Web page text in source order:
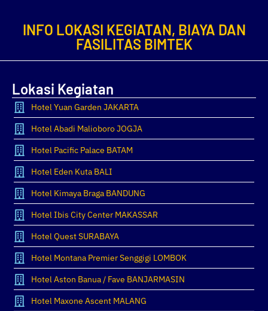
INFO LOKASI KEGIATAN, BIAYA DAN
FASILITAS BIMTEK
Lokasi Kegiatan
Hotel Yuan Garden JAKARTA
Hotel Abadi Malioboro JOGJA
Hotel Pacific Palace BATAM
Hotel Eden Kuta BALI
Hotel Kimaya Braga BANDUNG
Hotel Ibis City Center MAKASSAR
Hotel Quest SURABAYA
Hotel Montana Premier Senggigi LOMBOK
Hotel Aston Banua / Fave BANJARMASIN
Hotel Maxone Ascent MALANG